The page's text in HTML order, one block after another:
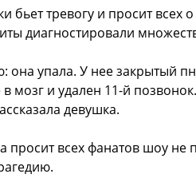
бьет тревогу и просит
диагностировали
она упала. У нее закрытый
мозг и удален 11-й
девушка.
просит всех фанатов шоу